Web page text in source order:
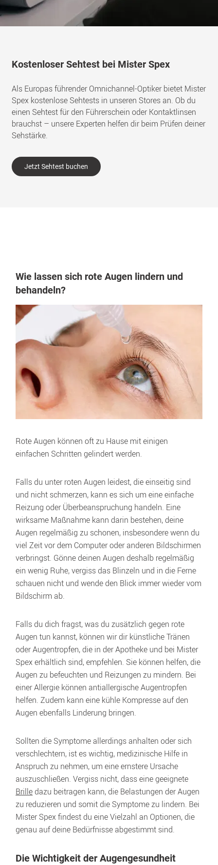
Kostenloser Sehtest bei Mister Spex
Als Europas führender Omnichannel-Optiker bietet Mister
Spex kostenlose Sehtests in unseren Stores an. Ob du
einen Sehtest für den Führerschein oder Kontaktlinsen
brauchst – unsere Experten helfen dir beim Prüfen deiner
Sehstärke.
Jetzt Sehtest buchen
Wie lassen sich rote Augen lindern und
behandeln?
Rote Augen können oft zu Hause mit einigen
einfachen Schritten gelindert werden.
Falls du unter roten Augen leidest, die einseitig sind
und nicht schmerzen, kann es sich um eine einfache
Reizung oder Überbeanspruchung handeln. Eine
wirksame Maßnahme kann darin bestehen, deine
Augen regelmäßig zu schonen, insbesondere wenn du
viel Zeit vor dem Computer oder anderen Bildschirmen
verbringst. Gönne deinen Augen deshalb regelmäßig
ein wenig Ruhe, vergiss das Blinzeln und in die Ferne
schauen nicht und wende den Blick immer wieder vom
Bildschirm ab.
Falls du dich fragst, was du zusätzlich gegen rote
Augen tun kannst, können wir dir künstliche Tränen
oder Augentropfen, die in der Apotheke und bei Mister
Spex erhältlich sind, empfehlen. Sie können helfen, die
Augen zu befeuchten und Reizungen zu mindern. Bei
einer Allergie können antiallergische Augentropfen
helfen. Zudem kann eine kühle Kompresse auf den
Augen ebenfalls Linderung bringen.
Sollten die Symptome allerdings anhalten oder sich
verschlechtern, ist es wichtig, medizinische Hilfe in
Anspruch zu nehmen, um eine ernstere Ursache
Brille dazu beitragen kann, die Belastungen der Augen
zu reduzieren und somit die Symptome zu lindern. Bei
Mister Spex findest du eine Vielzahl an Optionen, die
genau auf deine Bedürfnisse abgestimmt sind.
Die Wichtigkeit der Augengesundheit